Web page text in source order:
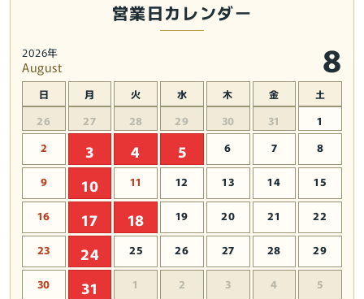
営業日カレンダー
2026年
August 8
日 月 火 水 木 金 土
26 27 28 29 30 31
1
2
3 4 5 6 7 8
9 10 11 12 13 14 15
16 17 18 19 20 21 22
23 24 25 26 27 28 29
30 31 1 2 3 4 5